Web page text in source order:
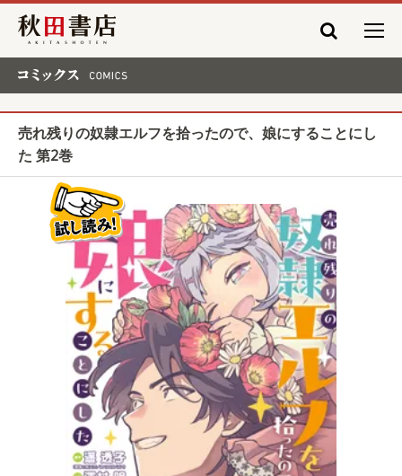
秋田書店
売れ残りの奴隷エルフを拾ったので、娘にすることにし
た 第2巻